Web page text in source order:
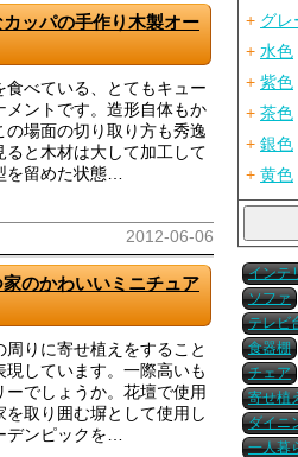
ッパの手作り木製オー
食べている、とてもキュー
メントです。造形自体もか
の場面の切り取り方も秀逸
ると木材は大して加工して
を留めた状態…
2012-06-06
のかわいいミニチュア
りに寄せ植えをすること
現しています。一際高いも
でしょうか。花壇で使用
取り囲む塀として使用し
デンピックを…
+ グレ
+ 水色
+ 紫色
+ 茶色
+ 銀色
+ 黄色
インテ
ソファ
テレビ
食器棚
チェア
寄せ植
ダイニ
一人暮